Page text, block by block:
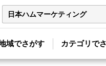
域でさがす カテゴリで